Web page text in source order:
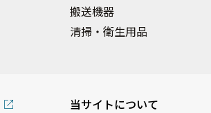
搬送機器
清掃・衛生用品
当サイトについて